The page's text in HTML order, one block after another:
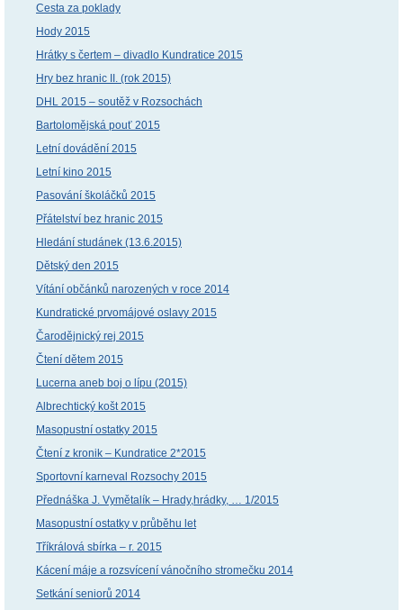
Cesta za poklady
Hody 2015
Hrátky s čertem – divadlo Kundratice 2015
Hry bez hranic II. (rok 2015)
DHL 2015 – soutěž v Rozsochách
Bartolomějská pouť 2015
Letní dovádění 2015
Letní kino 2015
Pasování školáčků 2015
Přátelství bez hranic 2015
Hledání studánek (13.6.2015)
Dětský den 2015
Vítání občánků narozených v roce 2014
Kundratické prvomájové oslavy 2015
Čarodějnický rej 2015
Čtení dětem 2015
Lucerna aneb boj o lípu (2015)
Albrechtický košt 2015
Masopustní ostatky 2015
Čtení z kronik – Kundratice 2*2015
Sportovní karneval Rozsochy 2015
Přednáška J. Vymětalík – Hrady,hrádky, … 1/2015
Masopustní ostatky v průběhu let
Tříkrálová sbírka – r. 2015
Kácení máje a rozsvícení vánočního stromečku 2014
Setkání seniorů 2014